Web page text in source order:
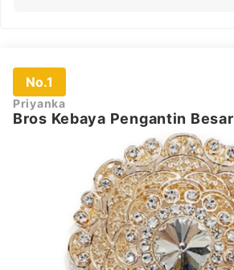
No.1
Priyanka
Bros Kebaya Pengantin Besar